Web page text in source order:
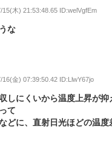
15(木) 21:53:48.65 ID:welVgfEm
な
16(金) 07:39:50.42 ID:LlwY67jo
しにくいから温度上昇が抑
て
どに、直射日光ほどの温度